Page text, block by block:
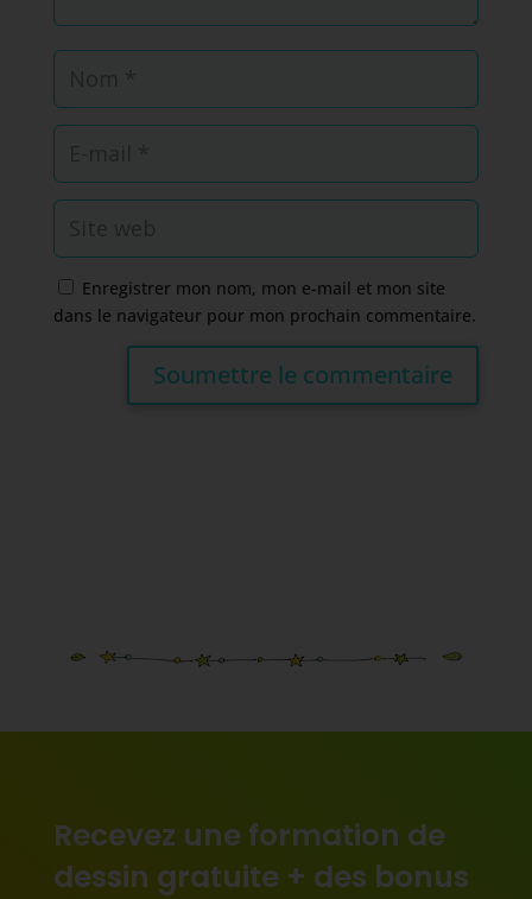
Enregistrer mon nom, mon e-mail et mon site
dans le navigateur pour mon prochain commentaire.
Soumettre le commentaire
Recevez une formation de
dessin gratuite + des bonus